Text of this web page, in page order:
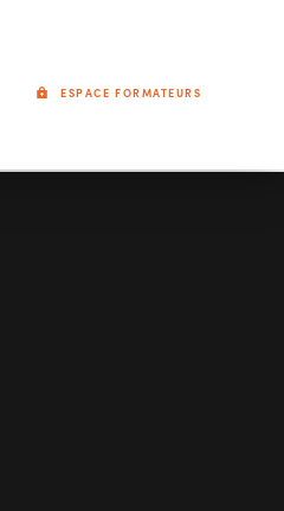
ESPACE FORMATEURS